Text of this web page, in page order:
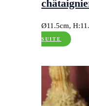
Ø11.5cm,
SUITE